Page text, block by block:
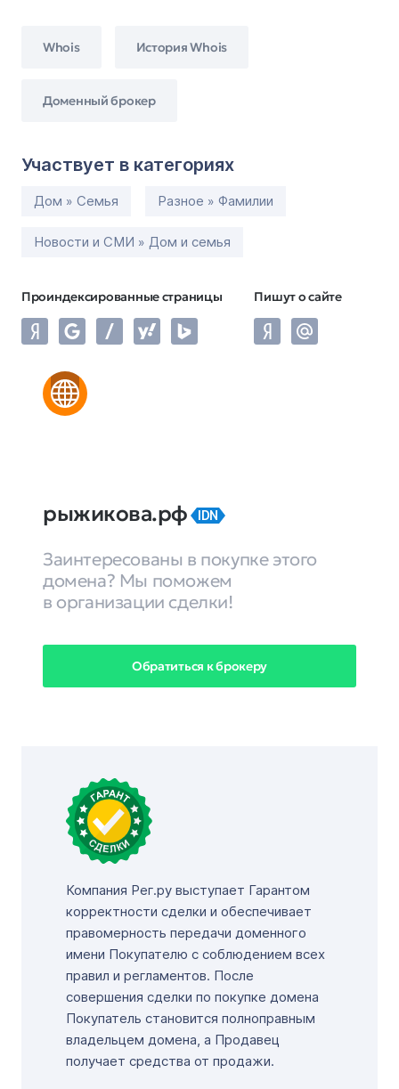
Whois История Whois
Доменный брокер
Участвует в категориях
Дом » Семья Разное » Фамилии
Новости и СМИ » Дом и семья
Проиндексированные страницы Пишут о сайте
рыжикова.рф IDN
Заинтересованы в покупке этого
домена? Мы поможем
в организации сделки!
Обратиться к брокеру
Компания Рег.ру выступает Гарантом
корректности сделки и обеспечивает
правомерность передачи доменного
имени Покупателю с соблюдением всех
правил и регламентов. После
совершения сделки по покупке домена
Покупатель становится полноправным
владельцем домена, а Продавец
получает средства от продажи.